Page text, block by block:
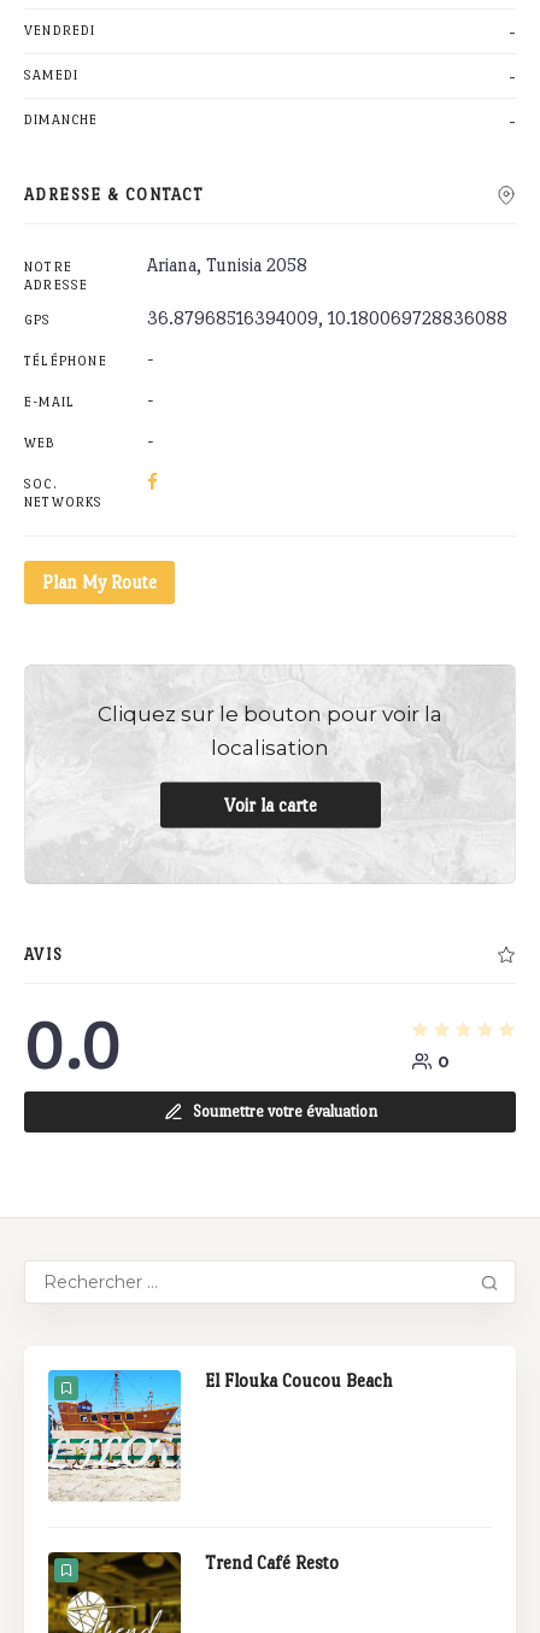
VENDREDI -
SAMEDI -
DIMANCHE -
ADRESSE & CONTACT
NOTRE
ADRESSE
Ariana, Tunisia 2058
GPS 36.87968516394009, 10.180069728836088
TÉLÉPHONE -
E-MAIL -
WEB -
SOC.
NETWORKS
Plan My Route
Cliquez sur le bouton pour voir la
localisation
Voir la carte
AVIS
0.0 0
Soumettre votre évaluation
El Flouka Coucou Beach
Trend Café Resto